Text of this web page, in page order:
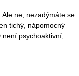
ne, nezadýmáte se
tichý, nápomocný
není psychoaktivní,